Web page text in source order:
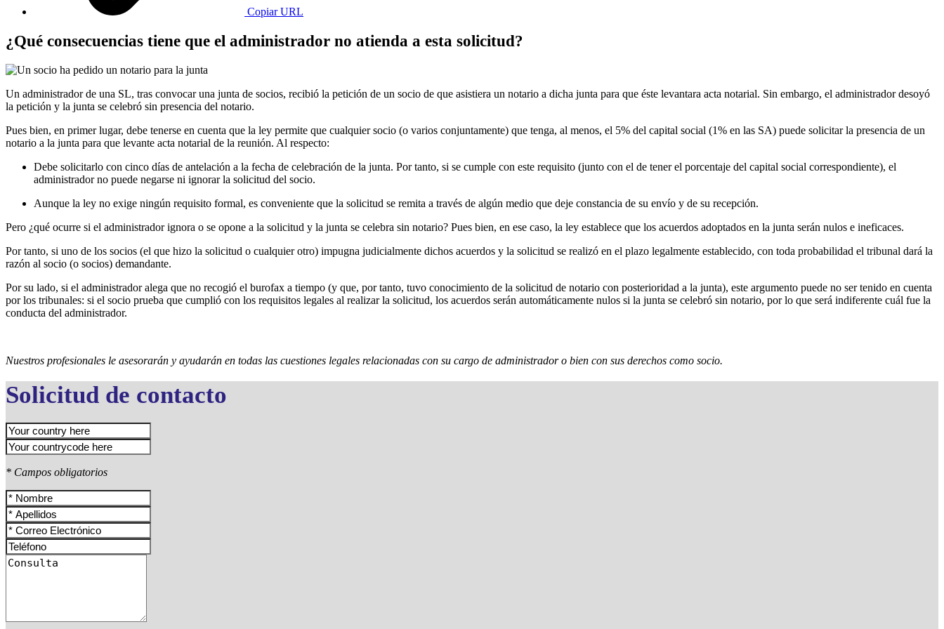
Copiar URL
​​​​​​​¿Qué consecuencias tiene que el administrador no atienda a esta solicitud?
Un administrador de una SL, tras convocar una junta de socios, recibió la petición de un socio de que asistiera un notario a dicha junta para que éste levantara acta notarial. Sin embargo, el administrador desoyó
la petición y la junta se celebró sin presencia del notario.
Pues bien, en primer lugar, debe tenerse en cuenta que la ley permite que cualquier socio (o varios conjuntamente) que tenga, al menos, el 5% del capital social (1% en las SA) puede solicitar la presencia de un
notario a la junta para que levante acta notarial de la reunión. Al respecto:
Debe solicitarlo con cinco días de antelación a la fecha de celebración de la junta. Por tanto, si se cumple con este requisito (junto con el de tener el porcentaje del capital social correspondiente), el
administrador no puede negarse ni ignorar la solicitud del socio.
Aunque la ley no exige ningún requisito formal, es conveniente que la solicitud se remita a través de algún medio que deje constancia de su envío y de su recepción.
Pero ¿qué ocurre si el administrador ignora o se opone a la solicitud y la junta se celebra sin notario? Pues bien, en ese caso, la ley establece que los acuerdos adoptados en la junta serán nulos e ineficaces.
Por tanto, si uno de los socios (el que hizo la solicitud o cualquier otro) impugna judicialmente dichos acuerdos y la solicitud se realizó en el plazo legalmente establecido, con toda probabilidad el tribunal dará la
razón al socio (o socios) demandante.
Por su lado, si el administrador alega que no recogió el burofax a tiempo (y que, por tanto, tuvo conocimiento de la solicitud de notario con posterioridad a la junta), este argumento puede no ser tenido en cuenta
por los tribunales: si el socio prueba que cumplió con los requisitos legales al realizar la solicitud, los acuerdos serán automáticamente nulos si la junta se celebró sin notario, por lo que será indiferente cuál fue la
conducta del administrador.
Nuestros profesionales le asesorarán y ayudarán en todas las cuestiones legales relacionadas con su cargo de administrador o bien con sus derechos como socio.
Solicitud de contacto
* Campos obligatorios